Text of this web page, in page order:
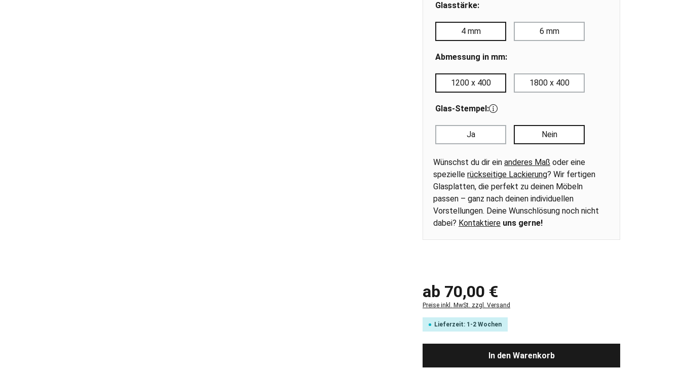
Regulärer Preis:
ab 70,00 €
Preise inkl. MwSt. zzgl. Versand
Lieferzeit: 1-2 Wochen
Glasstärke:
4 mm 6 mm
Abmessung in mm:
1200 x 400 1800 x 400
Glas-Stempel:
Ja Nein
Wünschst du dir ein anderes Maß oder eine
spezielle rückseitige Lackierung? Wir fertigen
Glasplatten, die perfekt zu deinen Möbeln
passen – ganz nach deinen individuellen
Vorstellungen. Deine Wunschlösung noch nicht
dabei? Kontaktiere uns gerne!
In den Warenkorb